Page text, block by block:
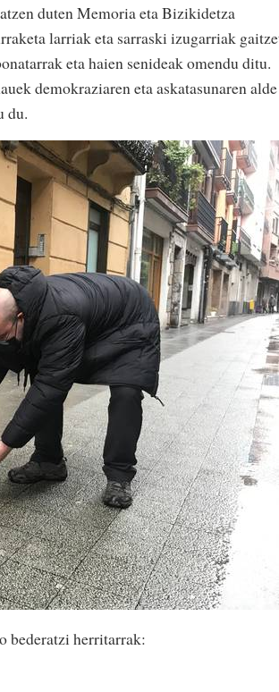
duten Memoria eta Bizikidetza
larriak eta sarraski izugarriak
eta haien senideak omendu ditu.
demokraziaren eta askatasunaren alde
du.
bederatzi herritarrak: